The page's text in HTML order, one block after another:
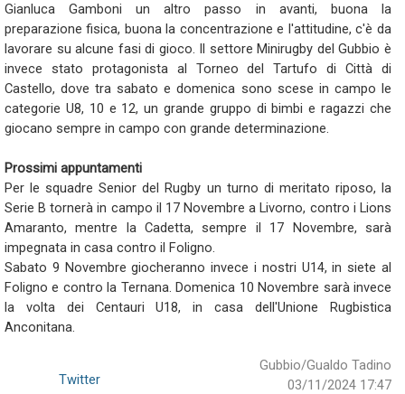
Gianluca Gamboni un altro passo in avanti, buona la
preparazione fisica, buona la concentrazione e l'attitudine, c'è da
lavorare su alcune fasi di gioco. Il settore Minirugby del Gubbio è
invece stato protagonista al Torneo del Tartufo di Città di
Castello, dove tra sabato e domenica sono scese in campo le
categorie U8, 10 e 12, un grande gruppo di bimbi e ragazzi che
giocano sempre in campo con grande determinazione.
Prossimi appuntamenti
Per le squadre Senior del Rugby un turno di meritato riposo, la
Serie B tornerà in campo il 17 Novembre a Livorno, contro i Lions
Amaranto, mentre la Cadetta, sempre il 17 Novembre, sarà
impegnata in casa contro il Foligno.
Sabato 9 Novembre giocheranno invece i nostri U14, in siete al
Foligno e contro la Ternana. Domenica 10 Novembre sarà invece
la volta dei Centauri U18, in casa dell'Unione Rugbistica
Anconitana.
Gubbio/Gualdo Tadino
03/11/2024 17:47
Twitter